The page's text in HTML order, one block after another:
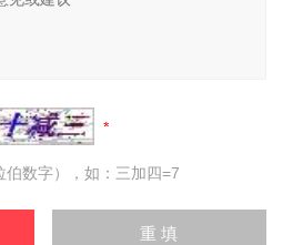
数字），如：三加四=7